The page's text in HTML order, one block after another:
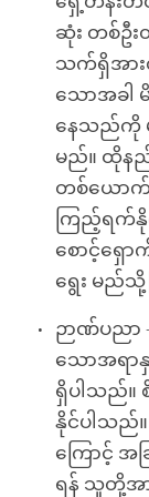
ဆုံး တစ်ဦ
သက်ရှိအား
သောအခါ
နေသည်ကို
မည်။ ထိုနည်
တစ်ယောက်
ကြည့်ရက်နို
စောင့်ရှေ
ရွေး မည်
ဉာဏ်ပညာ
သောအရာနှ
ရှိပါသည်။
နိုင်ပါသည်
ကြောင့် အ
ရန် သူတို့အ